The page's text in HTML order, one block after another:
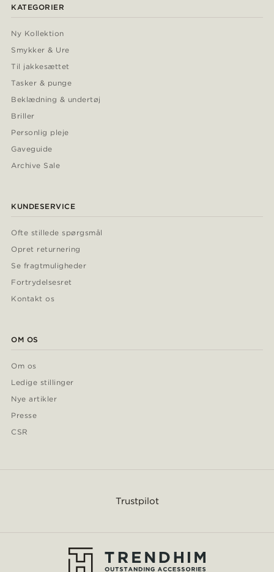
KATEGORIER
Ny Kollektion
Smykker & Ure
Til jakkesættet
Tasker & punge
Beklædning & undertøj
Briller
Personlig pleje
Gaveguide
Archive Sale
KUNDESERVICE
Ofte stillede spørgsmål
Opret returnering
Se fragtmuligheder
Fortrydelsesret
Kontakt os
OM OS
Om os
Ledige stillinger
Nye artikler
Presse
CSR
Trustpilot